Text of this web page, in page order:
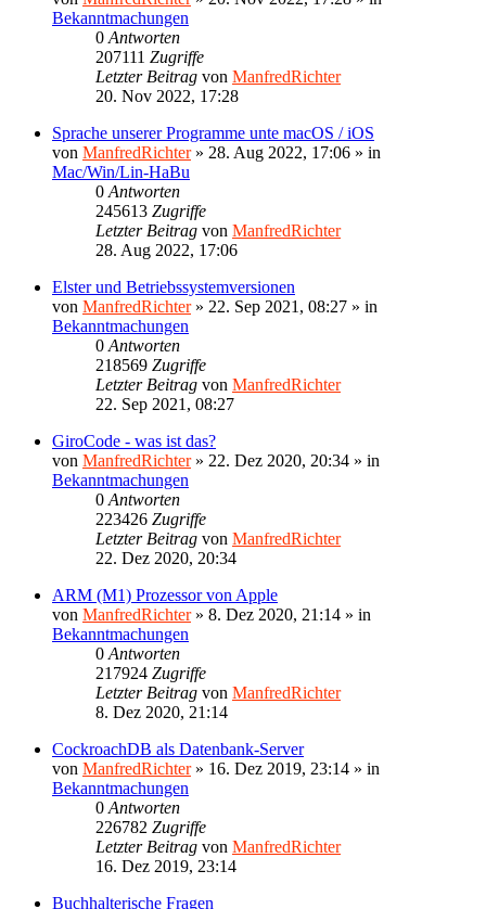
Bekanntmachungen
0 Antworten
207111 Zugriffe
Letzter Beitrag von ManfredRichter
20. Nov 2022, 17:28
Sprache unserer Programme unte macOS / iOS
von ManfredRichter» 28. Aug 2022, 17:06 » in
Mac/Win/Lin-HaBu
0 Antworten
245613 Zugriffe
Letzter Beitrag von ManfredRichter
28. Aug 2022, 17:06
Elster und Betriebssystemversionen
von ManfredRichter» 22. Sep 2021, 08:27 » in
Bekanntmachungen
0 Antworten
218569 Zugriffe
Letzter Beitrag von ManfredRichter
22. Sep 2021, 08:27
GiroCode - was ist das?
von ManfredRichter» 22. Dez 2020, 20:34 » in
Bekanntmachungen
0 Antworten
223426 Zugriffe
Letzter Beitrag von ManfredRichter
22. Dez 2020, 20:34
ARM (M1) Prozessor von Apple
von ManfredRichter» 8. Dez 2020, 21:14 » in
Bekanntmachungen
0 Antworten
217924 Zugriffe
Letzter Beitrag von ManfredRichter
8. Dez 2020, 21:14
CockroachDB als Datenbank-Server
von ManfredRichter» 16. Dez 2019, 23:14 » in
Bekanntmachungen
0 Antworten
226782 Zugriffe
Letzter Beitrag von ManfredRichter
16. Dez 2019, 23:14
Buchhalterische Fragen